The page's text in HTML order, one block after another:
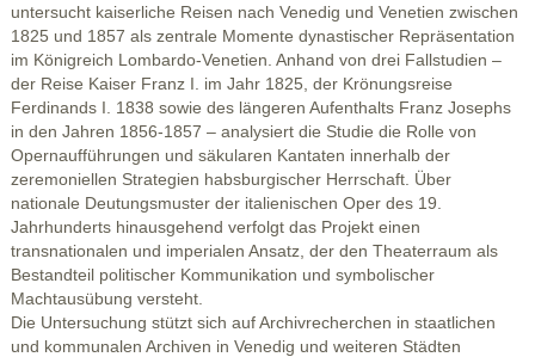
untersucht kaiserliche Reisen nach Venedig und Venetien zwischen
1825 und 1857 als zentrale Momente dynastischer Repräsentation
im Königreich Lombardo-Venetien. Anhand von drei Fallstudien –
der Reise Kaiser Franz I. im Jahr 1825, der Krönungsreise
Ferdinands I. 1838 sowie des längeren Aufenthalts Franz Josephs
in den Jahren 1856-1857 – analysiert die Studie die Rolle von
Opernaufführungen und säkularen Kantaten innerhalb der
zeremoniellen Strategien habsburgischer Herrschaft. Über
nationale Deutungsmuster der italienischen Oper des 19.
Jahrhunderts hinausgehend verfolgt das Projekt einen
transnationalen und imperialen Ansatz, der den Theaterraum als
Bestandteil politischer Kommunikation und symbolischer
Machtausübung versteht.
Die Untersuchung stützt sich auf Archivrecherchen in staatlichen
und kommunalen Archiven in Venedig und weiteren Städten